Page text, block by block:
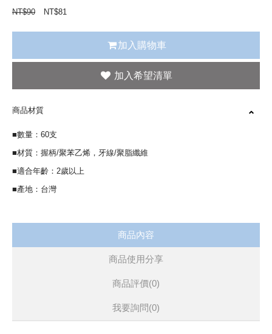
NT$90 NT$81
加入購物車
商品材質
■數量：60支
■材質：握柄/聚苯乙烯，牙線/聚脂纖維
■適合年齡：2歲以上
■產地：台灣
商品內容
商品使用分享
商品評價(0)
我要詢問(0)